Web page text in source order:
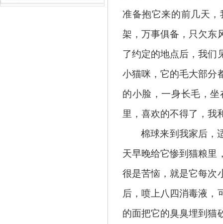
准备抱它来的前几天
架，万事俱备，只欠东
了约定的地点后，我们
小猫咪，它的毛大部分
的小脸，一身长毛，
里，喜欢的不得了，我
棉球来到我家后，
天早晚给它惨到猫粮里
很是苦恼，就是它每次
后，喷上八四消毒液，
的面把它的臭臭埋到猫